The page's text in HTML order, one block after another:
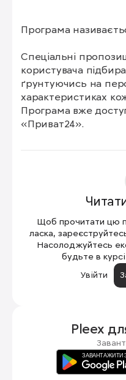
Програма
Спеціальні
користувача
ґрунтуючись на
характеристиках
Програма вже
«Приват24».
Щоб прочитати цю
ласка,
Насолоджуйтесь
будьте в
Увійти
Pleex